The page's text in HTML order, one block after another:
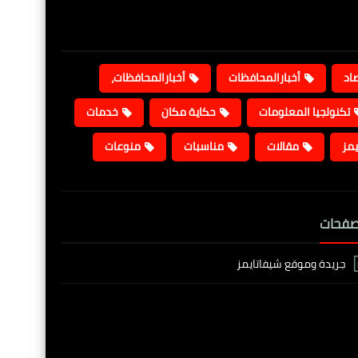
أخبارالمحافظات
أخبارالمحافظات،
تكنولجيا المعلومات
حكاية مكان
خدمات
مقالات مناسبات منوعات
جريدة وموقع شيفاتايمز